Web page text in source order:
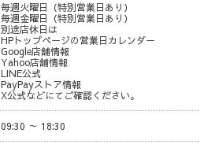
毎週火曜日（特別営業日あり）
毎週金曜日（特別営業日あり）
別途店休日は
HPトップページの営業日カレンダー
Google店舗情報
Yahoo店舗情報
LINE公式
PayPayストア情報
X公式などにてご確認ください。
09:30 ～ 18:30